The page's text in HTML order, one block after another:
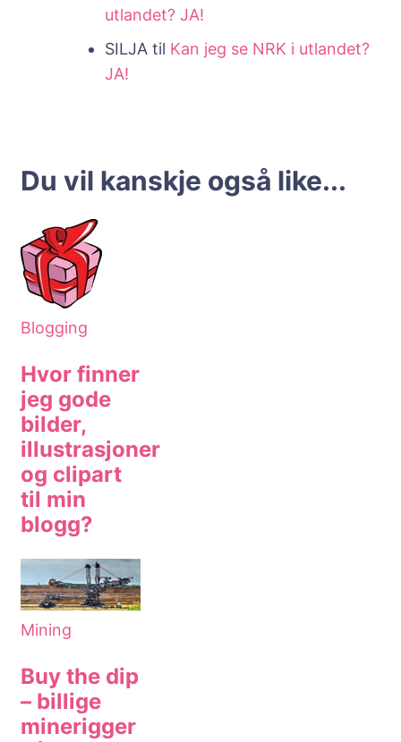
utlandet? JA!
SILJA til Kan jeg se NRK i utlandet?
JA!
Du vil kanskje også like...
Blogging
Hvor finner
jeg gode
bilder,
illustrasjoner
og clipart
til min
blogg?
Mining
Buy the dip
– billige
minerigger